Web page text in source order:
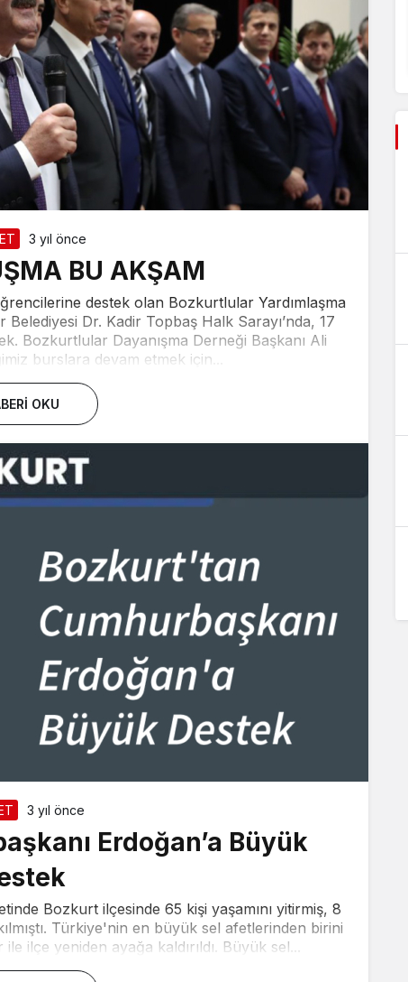
3 yıl önce
BU AKŞAM
destek olan Bozkurtlular Yardımlaşma
Belediyesi Dr. Kadir Topbaş Halk Sarayı’nda, 17
Bozkurtlular Dayanışma Derneği Başkanı Ali
burslara devam etmek için...
OKU
3 yıl önce
Erdoğan’a Büyük
Bozkurt ilçesinde 65 kişi yaşamını yitirmiş, 8
Türkiye'nin en büyük sel afetlerinden birini
ilçe yeniden ayağa kaldırıldı. Büyük sel...